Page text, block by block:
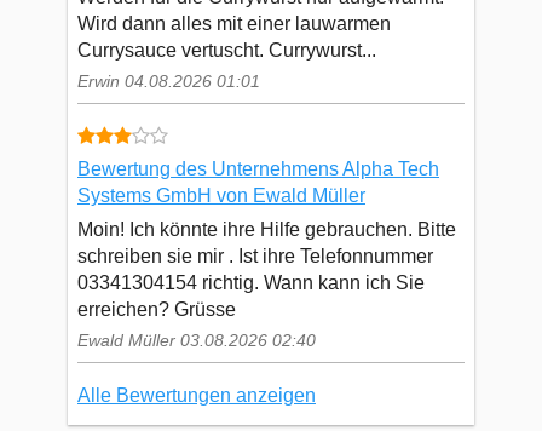
Wird dann alles mit einer lauwarmen
Currysauce vertuscht. Currywurst...
Erwin 04.08.2026 01:01
Bewertung des Unternehmens Alpha Tech
Systems GmbH von Ewald Müller
Moin! Ich könnte ihre Hilfe gebrauchen. Bitte
schreiben sie mir . Ist ihre Telefonnummer
03341304154 richtig. Wann kann ich Sie
erreichen? Grüsse
Ewald Müller 03.08.2026 02:40
Alle Bewertungen anzeigen